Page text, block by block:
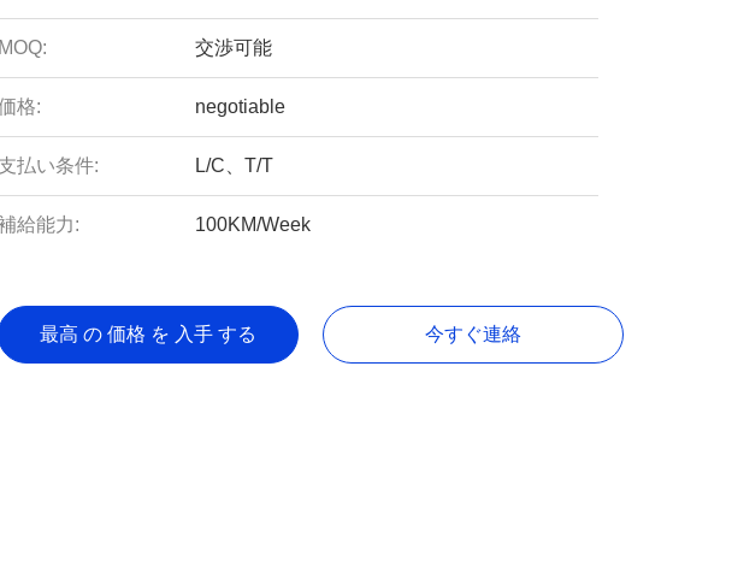
MOQ: 交渉可能
格: negotiable
払い条件: L/C、T/T
給能力: 100KM/Week
最高 の 価格 を 入手 する 今すぐ連絡